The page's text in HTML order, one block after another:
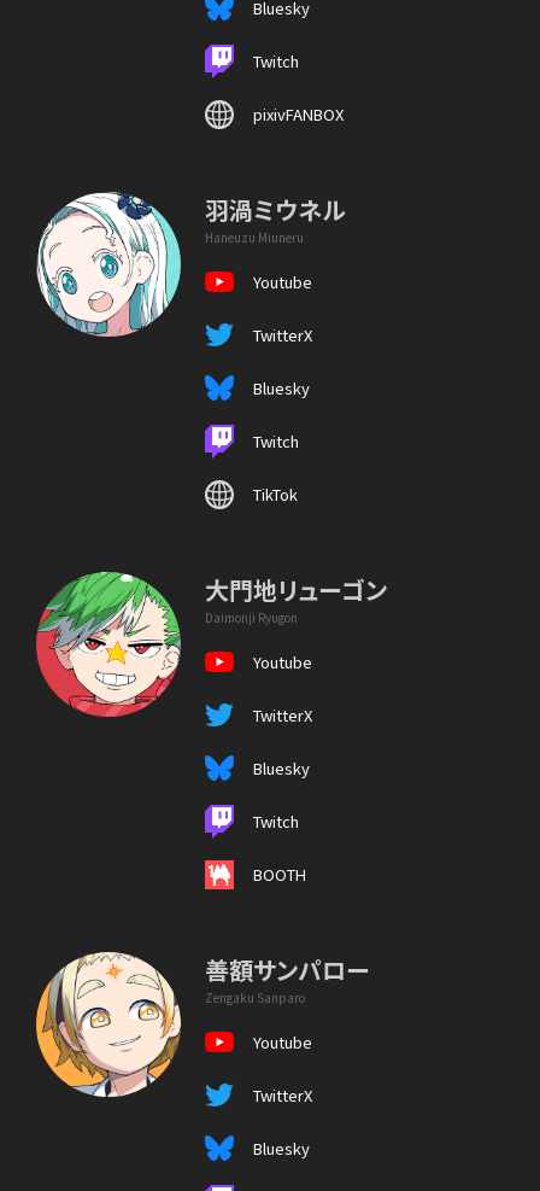
Bluesky
Twitch
pixivFANBOX
羽渦ミウネル
Haneuzu Miuneru
Youtube
TwitterX
Bluesky
Twitch
TikTok
大門地リューゴン
Daimonji Ryugon
Youtube
TwitterX
Bluesky
Twitch
BOOTH
善額サンパロー
Zengaku Sanparo
Youtube
TwitterX
Bluesky